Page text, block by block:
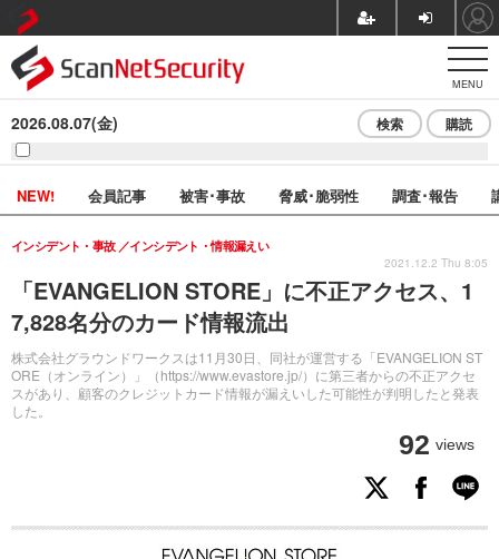
MENU
2026.08.07(金) 検索 購読
NEW! 会員記事 被害･事故 脅威･脆弱性 調査･報告
「EVANGELION STORE」に不正アクセス、1
7,828名分のカード情報流出
株式会社グラウンドワークスは11月30日、同社が運営する「EVANGELION ST
ORE（オンライン）」（https://www.evastore.jp/）に第三者からの不正アクセ
スがあり、顧客のクレジットカード情報が漏えいした可能性が判明したと発表
した。
インシデント・事故 インシデント・情報漏えい
92 views
2021.12.2 Thu 8:05